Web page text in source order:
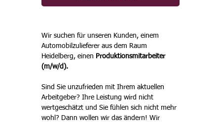
Wir suchen für unseren Kunden, einem
Automobilzulieferer aus dem Raum
Heidelberg, einen Produktionsmitarbeiter
(m/w/d).
Sind Sie unzufrieden mit Ihrem aktuellen
Arbeitgeber? Ihre Leistung wird nicht
wertgeschätzt und Sie fühlen sich nicht mehr
wohl? Dann wollen wir das ändern! Wir